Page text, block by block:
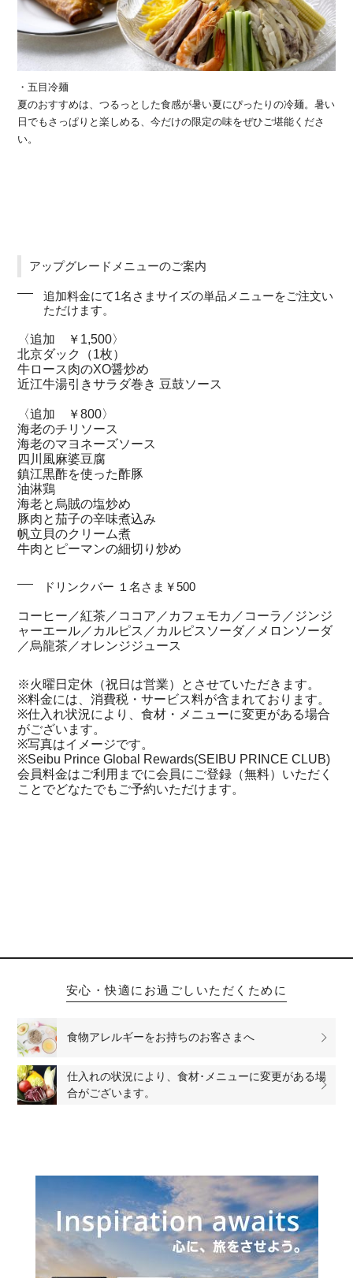
・五目冷麺
夏のおすすめは、つるっとした食感が暑い夏にぴったりの冷麺。暑い
日でもさっぱりと楽しめる、今だけの限定の味をぜひご堪能くださ
い。
アップグレードメニューのご案内
追加料金にて1名さまサイズの単品メニューをご注文い
ただけます。
〈追加 ￥1,500〉
北京ダック（1枚）
牛ロース肉のXO醤炒め
近江牛湯引きサラダ巻き 豆鼓ソース
〈追加 ￥800〉
海老のチリソース
海老のマヨネーズソース
四川風麻婆豆腐
鎮江黒酢を使った酢豚
油淋鶏
海老と烏賊の塩炒め
豚肉と茄子の辛味煮込み
帆立貝のクリーム煮
牛肉とピーマンの細切り炒め
ドリンクバー １名さま￥500
コーヒー／紅茶／ココア／カフェモカ／コーラ／ジンジ
ャーエール／カルピス／カルピスソーダ／メロンソーダ
／烏龍茶／オレンジジュース
※火曜日定休（祝日は営業）とさせていただきます。
※料金には、消費税・サービス料が含まれております。
※仕入れ状況により、食材・メニューに変更がある場合
がございます。
※写真はイメージです。
※Seibu Prince Global Rewards(SEIBU PRINCE CLUB)
会員料金はご利用までに会員にご登録（無料）いただく
ことでどなたでもご予約いただけます。
安心・快適にお過ごしいただくために
食物アレルギーをお持ちのお客さまへ
仕入れの状況により、食材･メニューに変更がある場
合がございます。